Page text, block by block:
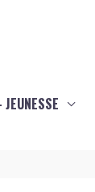
JEUNESSE